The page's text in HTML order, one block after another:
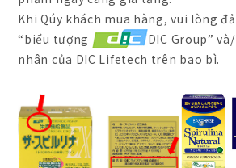
Khi Qúy khách mua hàng, vui lòng
“biểu tượng
DIC Group”
nhân của DIC Lifetech trên bao bì.